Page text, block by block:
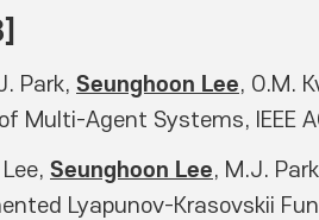
Park, Seunghoon Lee, O.M.
Multi-Agent Systems, IEEE
Lee, Seunghoon Lee, M.J.
Lyapunov-Krasovskii